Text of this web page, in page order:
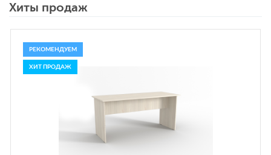
Хиты продаж
РЕКОМЕНДУЕМ
ХИТ ПРОДАЖ